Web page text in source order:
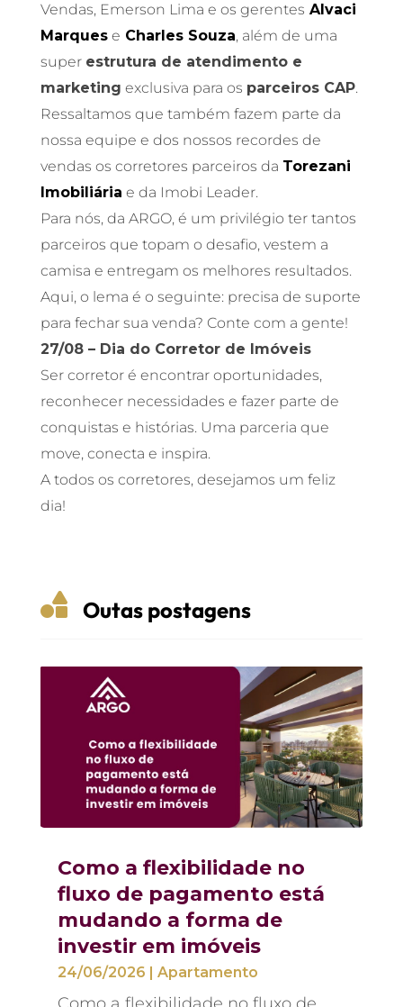
Vendas, Emerson Lima e os gerentes Alvaci
Marquese Charles Souza, além de uma
super estrutura de atendimento e
marketing exclusiva para os parceiros CAP.
Ressaltamos que também fazem parte da
nossa equipe e dos nossos recordes de
vendas os corretores parceiros da Torezani
Imobiliária e da Imobi Leader.
Para nós, da ARGO, é um privilégio ter tantos
parceiros que topam o desafio, vestem a
camisa e entregam os melhores resultados.
Aqui, o lema é o seguinte: precisa de suporte
para fechar sua venda? Conte com a gente!
27/08 – Dia do Corretor de Imóveis
Ser corretor é encontrar oportunidades,
reconhecer necessidades e fazer parte de
conquistas e histórias. Uma parceria que
move, conecta e inspira.
A todos os corretores, desejamos um feliz
dia!
 Outas postagens
Como a flexibilidade no
fluxo de pagamento está
mudando a forma de
investir em imóveis
24/06/2026 Apartamento